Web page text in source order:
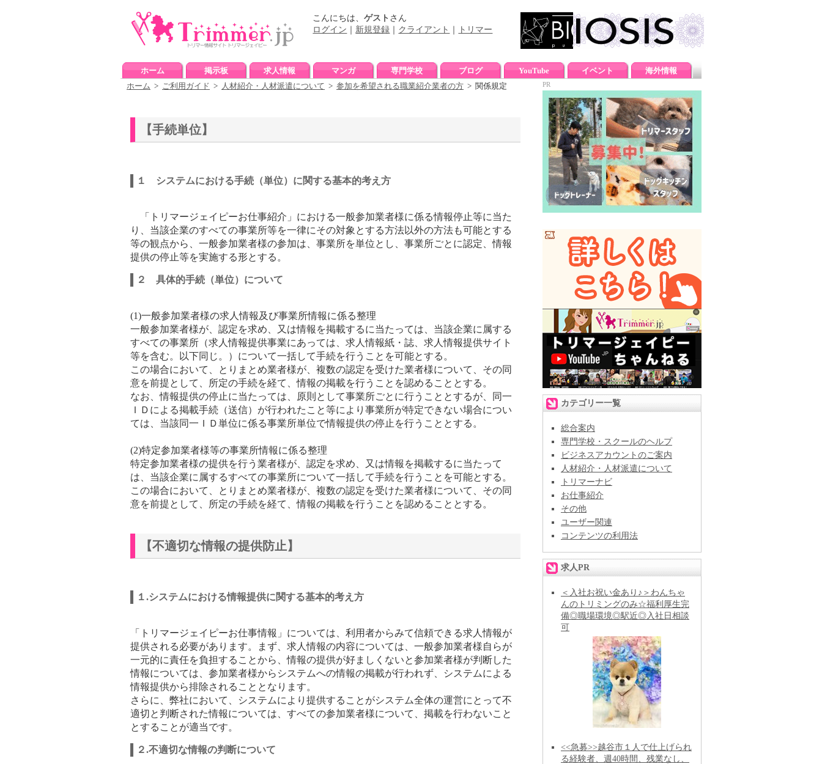
こんにちは、ゲスト さん
ログイン
新規登録 クライアント トリマー
ホーム 掲示板 求人情報 マンガ 専門学校 ブログ YouTube イベント
海外情報
ホーム > ご利用ガイド > 人材紹介・人材派遣について > 参加を希望される職業紹介業者の方 > 関係規定
【手続単位】
１ システムにおける手続（単位）に関する基本的考え方
「トリマージェイピーお仕事紹介」における一般参加業者様に係る情報停止等に当た
り、当該企業のすべての事業所等を一律にその対象とする方法以外の方法も可能とする
等の観点から、一般参加業者様の参加は、事業所を単位とし、事業所ごとに認定、情報
提供の停止等を実施する形とする。
２ 具体的手続（単位）について
(1)一般参加業者様の求人情報及び事業所情報に係る整理
一般参加業者様が、認定を求め、又は情報を掲載するに当たっては、当該企業に属する
すべての事業所（求人情報提供事業にあっては、求人情報紙・誌、求人情報提供サイト
等を含む。以下同じ。）について一括して手続を行うことを可能とする。
この場合において、とりまとめ業者様が、複数の認定を受けた業者様について、その同
意を前提として、所定の手続を経て、情報の掲載を行うことを認めることとする。
なお、情報提供の停止に当たっては、原則として事業所ごとに行うこととするが、同一
ＩＤによる掲載手続（送信）が行われたこと等により事業所が特定できない場合につい
ては、当該同一ＩＤ単位に係る事業所単位で情報提供の停止を行うこととする。
(2)特定参加業者様等の事業所情報に係る整理
特定参加業者様の提供を行う業者様が、認定を求め、又は情報を掲載するに当たって
は、当該企業に属するすべての事業所について一括して手続を行うことを可能とする。
この場合において、とりまとめ業者様が、複数の認定を受けた業者様について、その同
意を前提として、所定の手続を経て、情報の掲載を行うことを認めることとする。
【不適切な情報の提供防止】
１.システムにおける情報提供に関する基本的考え方
「トリマージェイピーお仕事情報」については、利用者からみて信頼できる求人情報が
提供される必要があります。まず、求人情報の内容については、一般参加業者様自らが
一元的に責任を負担することから、情報の提供が好ましくないと参加業者様が判断した
情報については、参加業者様からシステムへの情報の掲載が行われず、システムによる
情報提供から排除されることとなります。
さらに、弊社において、システムにより提供することがシステム全体の運営にとって不
適切と判断された情報については、すべての参加業者様について、掲載を行わないこと
とすることが適当です。
２.不適切な情報の判断について
PR
カテゴリー一覧
総合案内
専門学校・スクールのヘルプ
ビジネスアカウントのご案内
人材紹介・人材派遣について
トリマーナビ
お仕事紹介
その他
ユーザー関連
コンテンツの利用法
求人PR
＜入社お祝い金あり♪＞わんちゃ
んのトリミングのみ☆福利厚生完
備◎職場環境◎駅近◎入社日相談
可
<<急募>>越谷市１人で仕上げられ
る経験者、週40時間、残業なし、